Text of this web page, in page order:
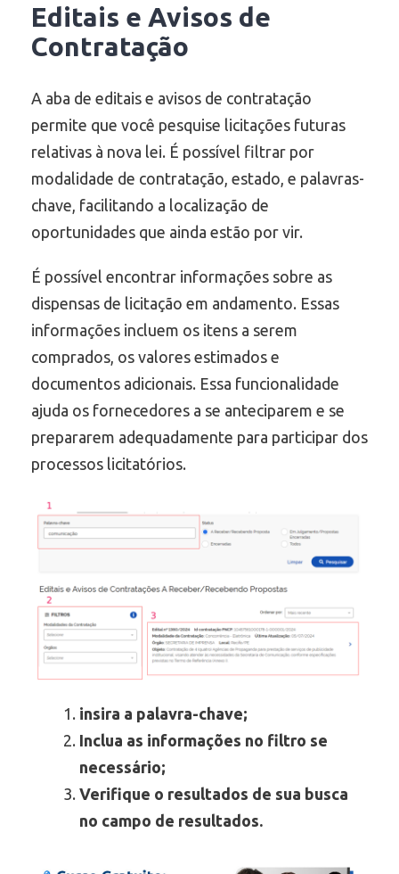
Editais e Avisos de
Contratação
A aba de editais e avisos de contratação
permite que você pesquise licitações futuras
relativas à nova lei. É possível filtrar por
modalidade de contratação, estado, e palavras-
chave, facilitando a localização de
oportunidades que ainda estão por vir.
É possível encontrar informações sobre as
dispensas de licitação em andamento. Essas
informações incluem os itens a serem
comprados, os valores estimados e
documentos adicionais. Essa funcionalidade
ajuda os fornecedores a se anteciparem e se
prepararem adequadamente para participar dos
processos licitatórios.
insira a palavra-chave;
Inclua as informações no filtro se
necessário;
Verifique o resultados de sua busca
no campo de resultados.